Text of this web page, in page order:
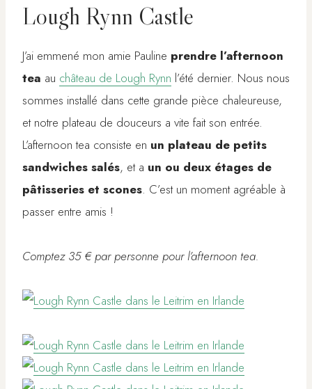
Lough Rynn Castle
J’ai emmené mon amie Pauline prendre l’afternoon
tea au château de Lough Rynn l’été dernier. Nous nous
sommes installé dans cette grande pièce chaleureuse,
et notre plateau de douceurs a vite fait son entrée.
L’afternoon tea consiste en un plateau de petits
sandwiches salés, et a un ou deux étages de
pâtisseries et scones. C’est un moment agréable à
passer entre amis !
Comptez 35 € par personne pour l’afternoon tea.